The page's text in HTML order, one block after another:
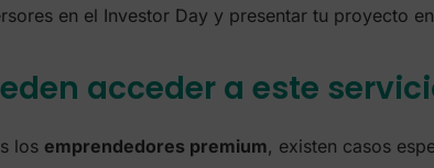
en el Investor Day y presentar tu proyecto
acceder a este
los emprendedores premium, existen casos